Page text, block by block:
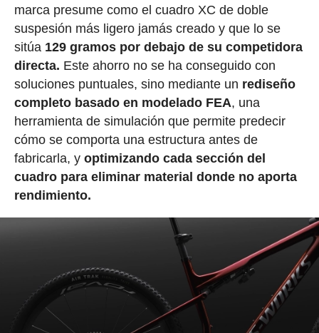
marca presume como el cuadro XC de doble
suspesión más ligero jamás creado y que lo se
sitúa129 gramos por debajo de su competidora
directa. Este ahorro no se ha conseguido con
soluciones puntuales, sino mediante un rediseño
completo basado en modelado FEA, una
herramienta de simulación que permite predecir
cómo se comporta una estructura antes de
fabricarla, y optimizando cada sección del
cuadro para eliminar material donde no aporta
rendimiento.